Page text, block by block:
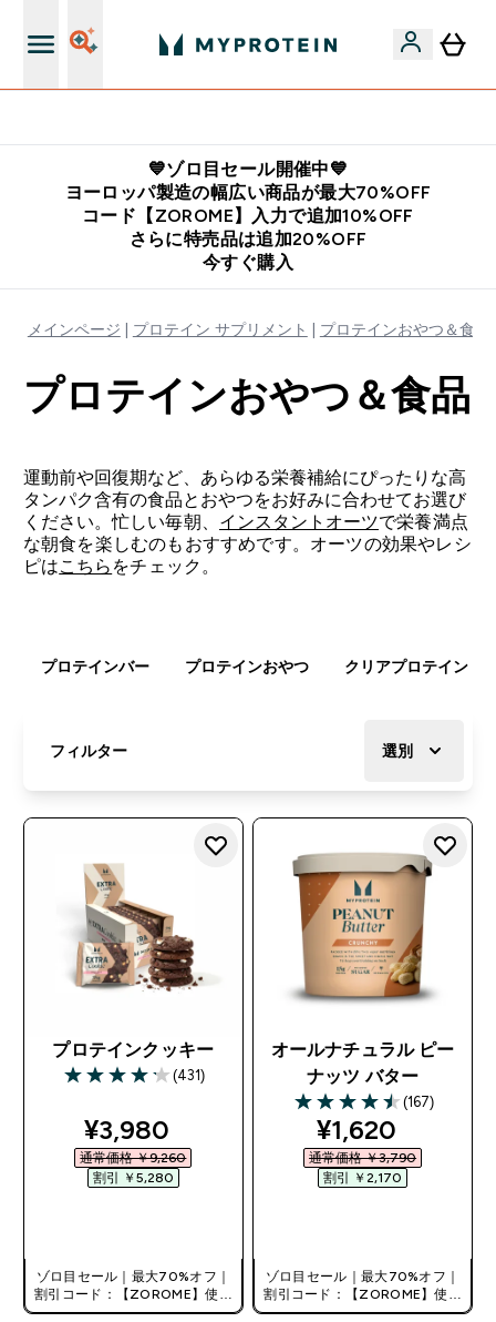
💙ゾロ目セール開催中💙
ヨーロッパ製造の幅広い商品が最大70%OFF
コード【ZOROME】入力で追加10%OFF
さらに特売品は追加20%OFF
今すぐ購入
メインページ プロテイン サプリメント プロテインおやつ＆食品
プロテインおやつ＆食品
運動前や回復期など、あらゆる栄養補給にぴったりな高
タンパク含有の食品とおやつをお好みに合わせてお選び
ください。忙しい毎朝、 インスタントオーツで栄養満点
な朝食を楽しむのもおすすめです。オーツの効果やレシ
ピはこちら をチェック。
プロテインバー プロテインおやつ クリアプロテイン
フィルター 選別
プロテインクッキー
4.2 out of 5 stars
(431)
discounted price
¥3,980‎
通常価格 ￥9,260‎
割引 ￥5,280‎
ゾロ目セール｜最大70%オフ｜
割引コード：【ZOROME】使用
で追加10%オフ！
オールナチュラル ピー
ナッツ バター
4.51 out of 5 stars
(167)
discounted
¥1,620‎
通常価格 ￥3,790‎
割引 ￥2,170‎
ゾロ目セール｜最大70%オフ｜
割引コード：【ZOROME】使用
で追加10%オフ！